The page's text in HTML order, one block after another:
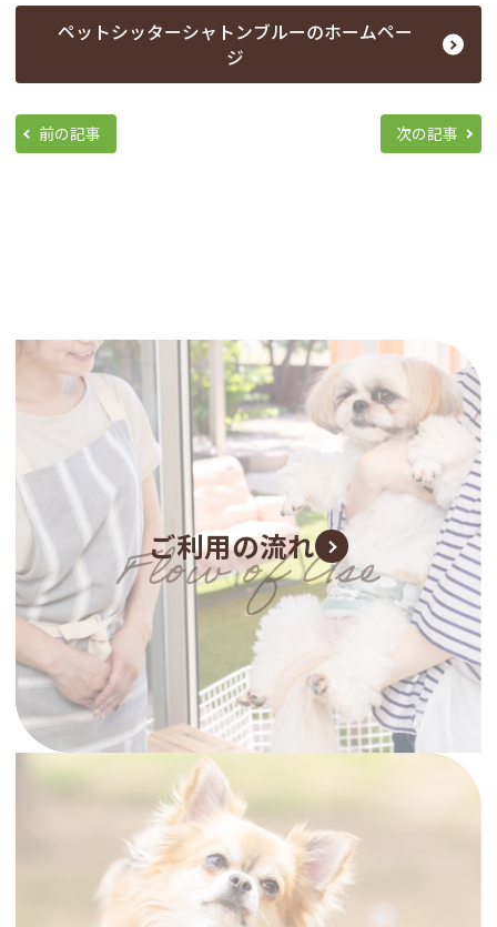
ペットシッターシャトンブルーのホームペー
ジ
前の記事 次の記事
ご利用の流れ